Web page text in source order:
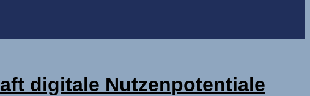
digitale Nutzenpotentiale